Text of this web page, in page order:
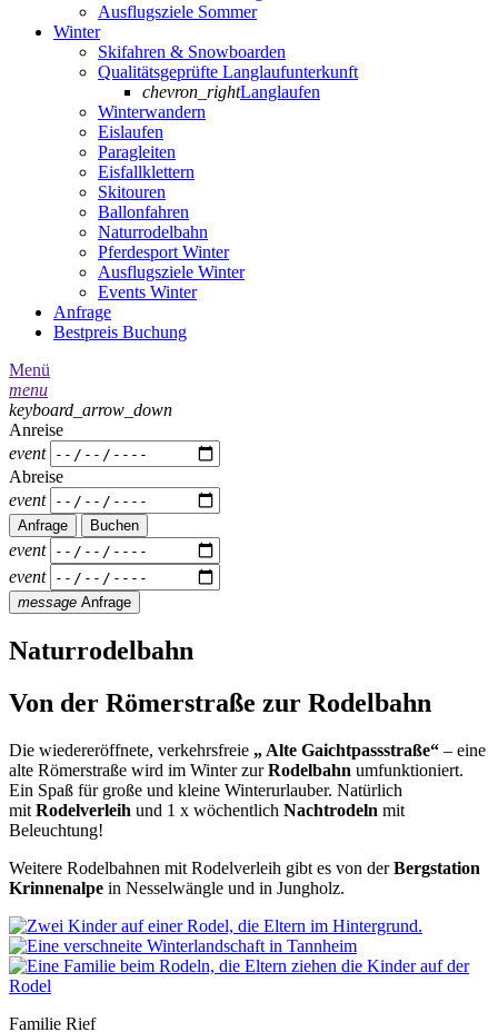
Ausflugsziele Sommer
Winter
Skifahren & Snowboarden
Qualitätsgeprüfte Langlaufunterkunft
chevron_rightLanglaufen
Winterwandern
Eislaufen
Paragleiten
Eisfallklettern
Skitouren
Ballonfahren
Naturrodelbahn
Pferdesport Winter
Ausflugsziele Winter
Events Winter
Anfrage
Bestpreis Buchung
Menü
menu
keyboard_arrow_down
Anreise
event
Abreise
event
Anfrage Buchen
event
event
message Anfrage
Naturrodelbahn
Von der Römerstraße zur Rodelbahn
Die wiedereröffnete, verkehrsfreie „ Alte Gaichtpassstraße“ – eine
alte Römerstraße wird im Winter zurRodelbahn umfunktioniert.
Ein Spaß für große und kleine Winterurlauber. Natürlich
mit Rodelverleih und 1 x wöchentlich Nachtrodeln mit
Beleuchtung!
Weitere Rodelbahnen mit Rodelverleih gibt es von derBergstation
Krinnenalpe in Nesselwängle und in Jungholz.
Familie Rief